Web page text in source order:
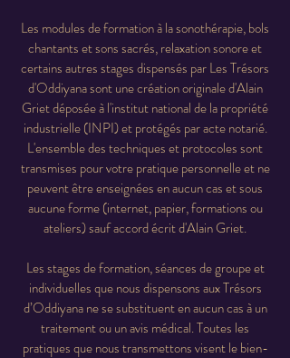
Les modules de formation à la sonothérapie, bols
chantants et sons sacrés, relaxation sonore et
certains autres stages dispensés par Les Trésors
d'Oddiyana sont une création originale d'Alain
Griet déposée à l'institut national de la propriété
industrielle (INPI) et protégés par acte notarié.
L'ensemble des techniques et protocoles sont
transmises pour votre pratique personnelle et ne
peuvent être enseignées en aucun cas et sous
aucune forme (internet, papier, formations ou
ateliers) sauf accord écrit d'Alain Griet.
Les stages de formation, séances de groupe et
individuelles que nous dispensons aux Trésors
d’Oddiyana ne se substituent en aucun cas à un
traitement ou un avis médical. Toutes les
pratiques que nous transmettons visent le bien-